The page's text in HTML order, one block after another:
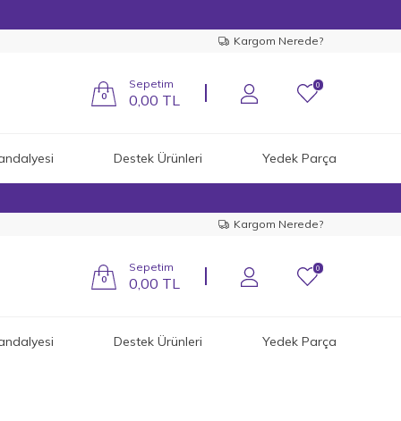
Kargom Nerede?
0
Sepetim
0,00 TL
0
Destek Ürünleri Yedek Parça
Kargom Nerede?
0
Sepetim
0,00 TL
0
Destek Ürünleri Yedek Parça